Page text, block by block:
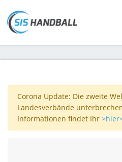
Corona Update: Die zweite
Landesverbände
Informationen findet Ihr